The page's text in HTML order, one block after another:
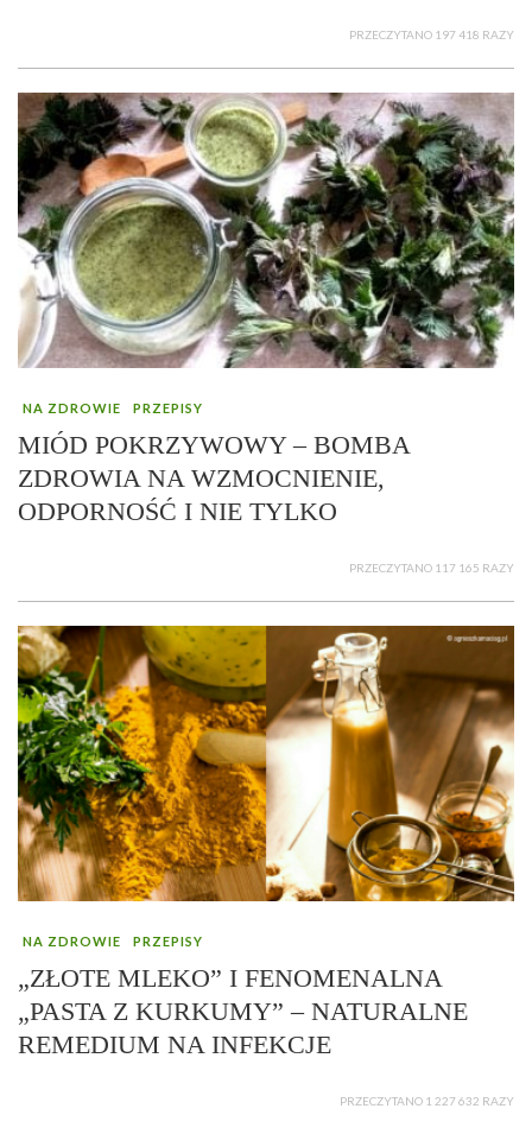
PRZECZYTANO 197 418 RAZY
NA ZDROWIE PRZEPISY
MIÓD POKRZYWOWY – BOMBA
ZDROWIA NA WZMOCNIENIE,
ODPORNOŚĆ I NIE TYLKO
PRZECZYTANO 117 165 RAZY
NA ZDROWIE PRZEPISY
„ZŁOTE MLEKO” I FENOMENALNA
„PASTA Z KURKUMY” – NATURALNE
REMEDIUM NA INFEKCJE
PRZECZYTANO 1 227 632 RAZY